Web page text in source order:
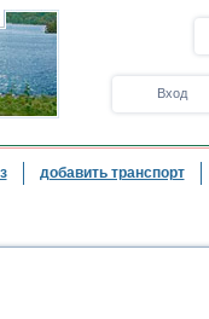
Вход
добавить транспорт